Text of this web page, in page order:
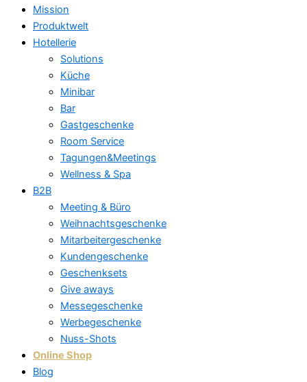
Mission
Produktwelt
Hotellerie
Solutions
Küche
Minibar
Bar
Gastgeschenke
Room Service
Tagungen&Meetings
Wellness & Spa
B2B
Meeting & Büro
Weihnachtsgeschenke
Mitarbeitergeschenke
Kundengeschenke
Geschenksets
Give aways
Messegeschenke
Werbegeschenke
Nuss-Shots
Online Shop
Blog